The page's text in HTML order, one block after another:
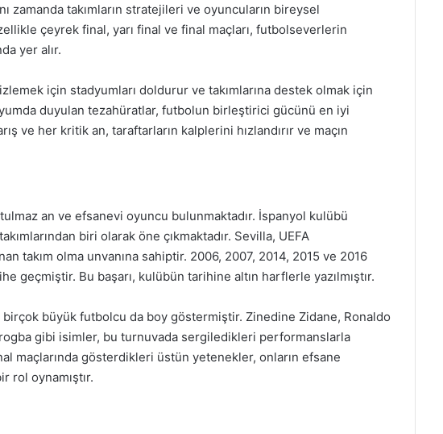
zamanda takımların stratejileri ve oyuncuların bireysel
çeyrek final, yarı final ve final maçları, futbolseverlerin
yer alır.
izlemek için stadyumları doldurur ve takımlarına destek olmak için
duyulan tezahüratlar, futbolun birleştirici gücünü en iyi
ve her kritik an, taraftarların kalplerini hızlandırır ve maçın
an ve efsanevi oyuncu bulunmaktadır. İspanyol kulübü
biri olarak öne çıkmaktadır. Sevilla, UEFA
takım olma unvanına sahiptir. 2006, 2007, 2014, 2015 ve 2016
geçmiştir. Bu başarı, kulübün tarihine altın harflerle yazılmıştır.
birçok büyük futbolcu da boy göstermiştir. Zinedine Zidane, Ronaldo
gibi isimler, bu turnuvada sergiledikleri performanslarla
maçlarında gösterdikleri üstün yetenekler, onların efsane
rol oynamıştır.